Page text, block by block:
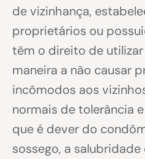
de vizinhança,
proprietários ou
têm o direito de
maneira a não causar
incômodos aos
normais de tolerância
que é dever do
sossego, a salubridade